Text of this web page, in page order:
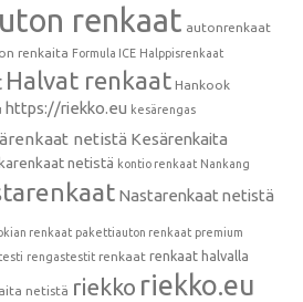
renkaat autonrenkaat
renkaita Formula ICE Halppisrenkaat
Halvat renkaat Hankook
https://riekko.eu kesärengas
netistä Kesärenkaita
netistä kontio renkaat Nankang
Nastarenkaat netistä
renkaat pakettiauton renkaat premium
rengastestit renkaat renkaat halvalla
netistä riekko riekko.eu